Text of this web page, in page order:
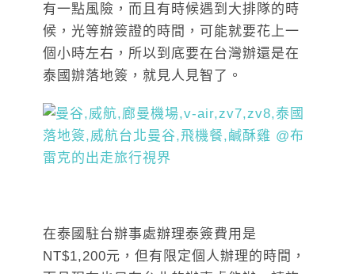
有一點風險，而且有時候遇到大排隊的時
候，光等辦簽證的時間，可能就要花上一
個小時左右，所以到底要在台灣辦還是在
泰國辦落地簽，就見人見智了。
在泰國駐台辦事處辦理泰簽費用是
NT$1,200元，但有限定個人辦理的時間，